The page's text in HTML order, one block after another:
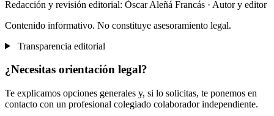
Redacción y revisión editorial: Òscar Aleñá Francás · Autor y editor
Contenido informativo. No constituye asesoramiento legal.
Transparencia editorial
¿Necesitas orientación legal?
Te explicamos opciones generales y, si lo solicitas, te ponemos en
contacto con un profesional colegiado colaborador independiente.